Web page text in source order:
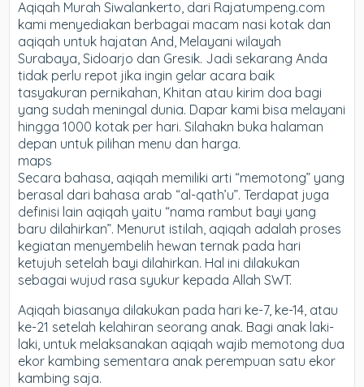
Aqiqah Murah Siwalankerto, dari Rajatumpeng.com
kami menyediakan berbagai macam nasi kotak dan
aqiqah untuk hajatan And, Melayani wilayah
Surabaya, Sidoarjo dan Gresik. Jadi sekarang Anda
tidak perlu repot jika ingin gelar acara baik
tasyakuran pernikahan, Khitan atau kirim doa bagi
yang sudah meningal dunia. Dapar kami bisa melayani
hingga 1000 kotak per hari. Silahakn buka halaman
depan untuk pilihan menu dan harga.
maps
Secara bahasa, aqiqah memiliki arti “memotong” yang
berasal dari bahasa arab “al-qath’u”. Terdapat juga
definisi lain aqiqah yaitu “nama rambut bayi yang
baru dilahirkan”. Menurut istilah, aqiqah adalah proses
kegiatan menyembelih hewan ternak pada hari
ketujuh setelah bayi dilahirkan. Hal ini dilakukan
sebagai wujud rasa syukur kepada Allah SWT.
Aqiqah biasanya dilakukan pada hari ke-7, ke-14, atau
ke-21 setelah kelahiran seorang anak. Bagi anak laki-
laki, untuk melaksanakan aqiqah wajib memotong dua
ekor kambing sementara anak perempuan satu ekor
kambing saja.